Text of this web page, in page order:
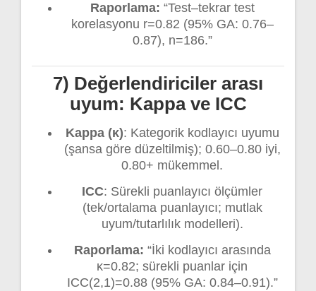
Raporlama: “Test–tekrar test
korelasyonu r=0.82 (95% GA: 0.76–
0.87), n=186.”
7) Değerlendiriciler arası
uyum: Kappa ve ICC
Kappa (κ): Kategorik kodlayıcı uyumu
(şansa göre düzeltilmiş); 0.60–0.80 iyi,
0.80+ mükemmel.
ICC: Sürekli puanlayıcı ölçümler
(tek/ortalama puanlayıcı; mutlak
uyum/tutarlılık modelleri).
Raporlama: “İki kodlayıcı arasında
κ=0.82; sürekli puanlar için
ICC(2,1)=0.88 (95% GA: 0.84–0.91).”